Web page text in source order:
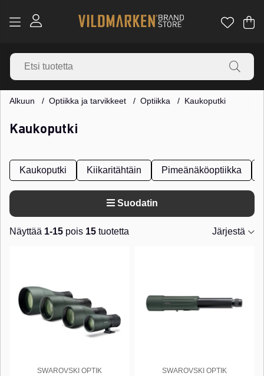
.
Alkuun Optiikka ja tarvikkeet Optiikka Kaukoputki
Kaukoputki
Kaukoputki Kiikaritähtäin Pimeänäköoptiikka
Suodatin
Näyttää 1-15 pois 15 tuotetta
Järjestä
SWAROVSKI OPTIK SWAROVSKI OPTIK